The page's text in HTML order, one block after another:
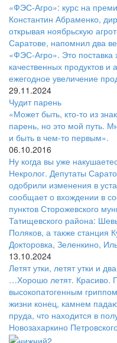
«ФЭС-Агро»: курс на
Константин Абраменко,
открывая ноябрьскую
Саратове, напомнил два
«ФЭС-Агро». Это поставка
качественных продуктов и
ежегодное увеличение
29.11.2024
Чудит парень
«Может быть, кто-то из
парень, но это мой путь.
и быть в чем-то первым».
06.10.2016
Ну когда вы уже
Некролог. Депутаты
одобрили изменения в
сообщает о вхождении в
пунктов Сторожевского
Татищевского района:
Поляков, а также станция
Докторовка, Зеленкино,
13.10.2024
Летят утки, летят утки и
…Хорошо летят. Красиво.
высокопатогенным
жизни конец, камнем
пруда, что находится в
Новозахаркино